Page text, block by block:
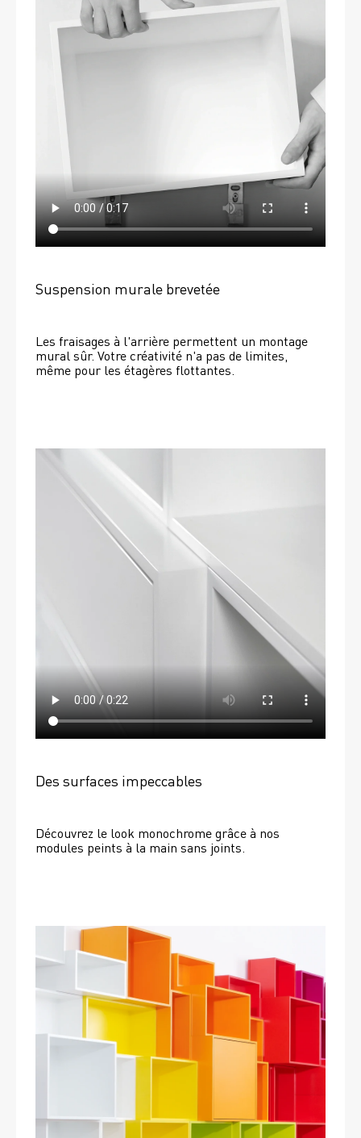
Suspension murale brevetée
Les fraisages à l'arrière permettent un montage
mural sûr. Votre créativité n'a pas de limites,
même pour les étagères flottantes.
Des surfaces impeccables
Découvrez le look monochrome grâce à nos
modules peints à la main sans joints.